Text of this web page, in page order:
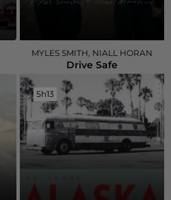
MYLES SMITH, NIALL HORAN
Drive Safe
5h13
5h13